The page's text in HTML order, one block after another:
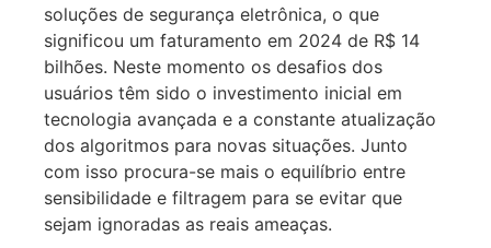
soluções de segurança eletrônica, o que
significou um faturamento em 2024 de R$ 14
bilhões. Neste momento os desafios dos
usuários têm sido o investimento inicial em
tecnologia avançada e a constante atualização
dos algoritmos para novas situações. Junto
com isso procura-se mais o equilíbrio entre
sensibilidade e filtragem para se evitar que
sejam ignoradas as reais ameaças.